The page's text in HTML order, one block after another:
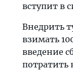
вступит в
Внедрить
взимать
введение
потратить